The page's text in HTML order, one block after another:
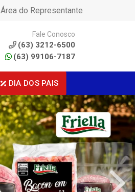
Área do Representante
Fale Conosco
(63) 3212-6500
(63) 99106-7187
DIA DOS PAIS